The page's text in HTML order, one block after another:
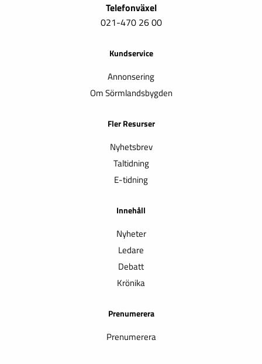
Telefonväxel
021-470 26 00
Kundservice
Annonsering
Om Sörmlandsbygden
Fler Resurser
Nyhetsbrev
Taltidning
E-tidning
Innehåll
Nyheter
Ledare
Debatt
Krönika
Prenumerera
Prenumerera